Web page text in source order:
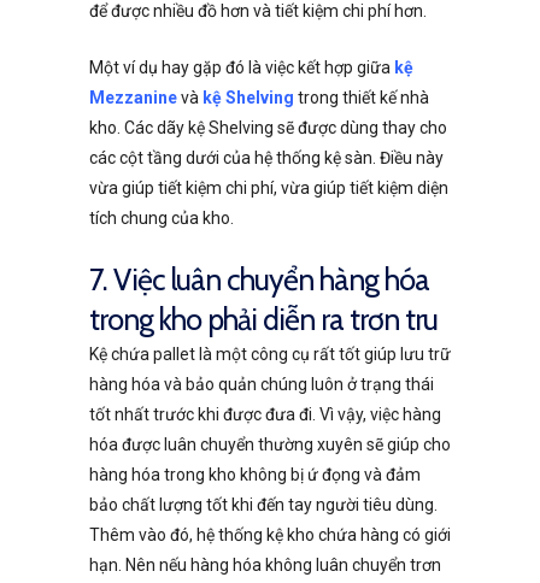
để được nhiều đồ hơn và tiết kiệm chi phí hơn.
Một ví dụ hay gặp đó là việc kết hợp giữa kệ
Mezzaninevà kệ Shelving trong thiết kế nhà
kho. Các dãy kệ Shelving sẽ được dùng thay cho
các cột tầng dưới của hệ thống kệ sàn. Điều này
vừa giúp tiết kiệm chi phí, vừa giúp tiết kiệm diện
tích chung của kho.
7. Việc luân chuyển hàng hóa
trong kho phải diễn ra trơn tru
Kệ chứa pallet là một công cụ rất tốt giúp lưu trữ
hàng hóa và bảo quản chúng luôn ở trạng thái
tốt nhất trước khi được đưa đi. Vì vậy, việc hàng
hóa được luân chuyển thường xuyên sẽ giúp cho
hàng hóa trong kho không bị ứ đọng và đảm
bảo chất lượng tốt khi đến tay người tiêu dùng.
Thêm vào đó, hệ thống kệ kho chứa hàng có giới
hạn. Nên nếu hàng hóa không luân chuyển trơn